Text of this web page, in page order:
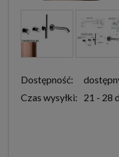
Dostępność:
Czas wysyłki:
21 - 28